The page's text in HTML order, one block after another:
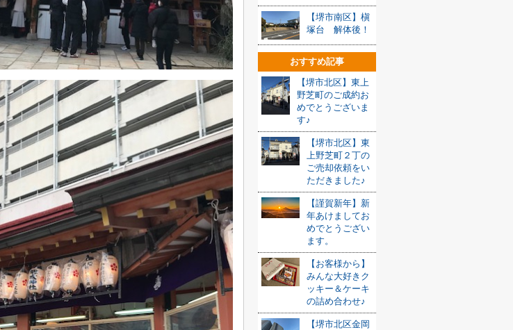
【堺市南区】槇
塚台 解体後！
おすすめ記事
【堺市北区】東上
野芝町のご成約お
めでとうございま
す♪
【堺市北区】東
上野芝町２丁の
ご売却依頼をい
ただきました♪
【謹賀新年】新
年あけましてお
めでとうござい
ます。
【お客様から】
みんな大好きク
ッキー＆ケーキ
の詰め合わせ♪
【堺市北区金岡